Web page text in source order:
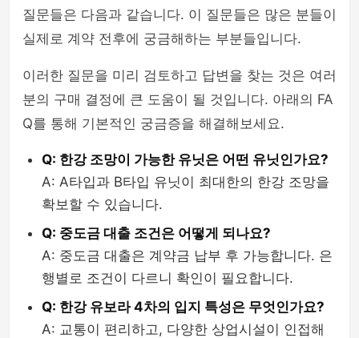
질문들은 다음과 같습니다. 이 질문들은 많은 분들이
실제로 계약 전후에 궁금해하는 부분들입니다.
이러한 질문을 미리 검토하고 답변을 찾는 것은 여러
분의 구매 결정에 큰 도움이 될 것입니다. 아래의 FA
Q를 통해 기본적인 궁금증을 해결해보세요.
Q: 한강 조망이 가능한 유닛은 어떤 유닛인가요?
A: A타입과 B타입 유닛이 최대한의 한강 조망을
확보할 수 있습니다.
Q: 중도금 대출 조건은 어떻게 되나요?
A: 중도금 대출은 계약금 납부 후 가능합니다. 은
행별로 조건이 다르니 확인이 필요합니다.
Q: 한강 유보라 4차의 입지 특성은 무엇인가요?
A: 교통이 편리하고, 다양한 상업시설이 인접해